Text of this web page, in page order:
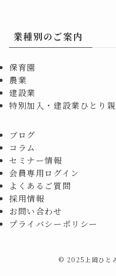
業種別のご案内
保育園
農業
建設業
特別加入・建設業ひとり
ブログ
コラム
セミナー情報
会員専用ログイン
よくあるご質問
採用情報
お問い合わせ
プライバシーポリシー
© 2025上岡ひと